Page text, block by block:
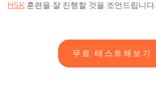
HSK 훈련을 잘 진행할 것을 조언드립니다.
무료 테스트해보기